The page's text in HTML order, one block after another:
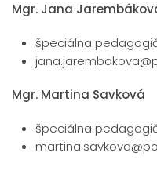
Mgr. Jana
špeciálna
Mgr. Martina Savková
špeciálna